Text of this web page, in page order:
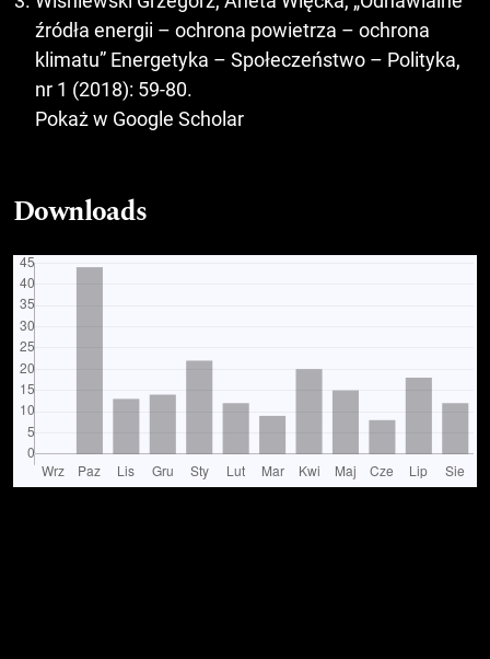
źródła energii – ochrona powietrza – ochrona
klimatu” Energetyka – Społeczeństwo – Polityka,
nr 1 (2018): 59-80.
Pokaż w Google Scholar
Downloads